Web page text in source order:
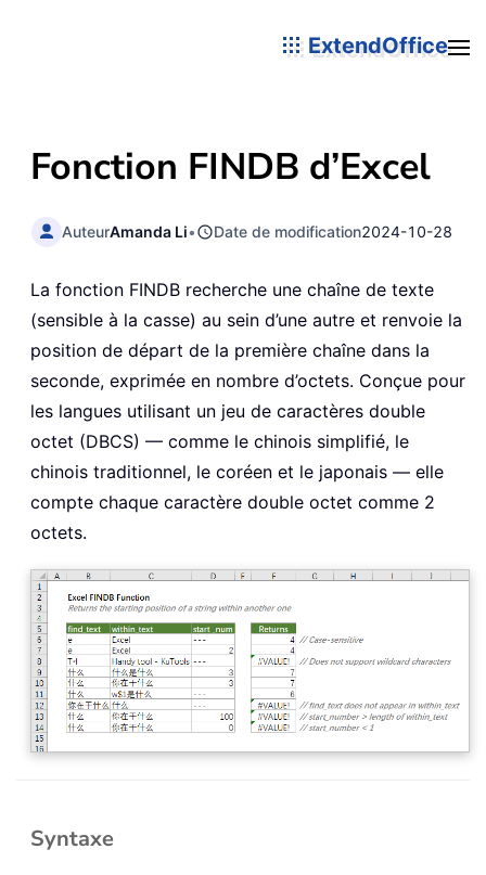
ExtendOffice
Fonction FINDB d’Excel
AuteurAmanda Li• Date de modification2024-10-28
La fonction FINDB recherche une chaîne de texte
(sensible à la casse) au sein d’une autre et renvoie la
position de départ de la première chaîne dans la
seconde, exprimée en nombre d’octets. Conçue pour
les langues utilisant un jeu de caractères double
octet (DBCS) — comme le chinois simplifié, le
chinois traditionnel, le coréen et le japonais — elle
compte chaque caractère double octet comme 2
octets.
Syntaxe